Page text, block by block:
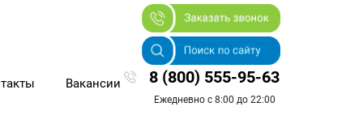
Вакансии 8 (800) 555-95-63
Ежедневно с 8:00 до 22:00